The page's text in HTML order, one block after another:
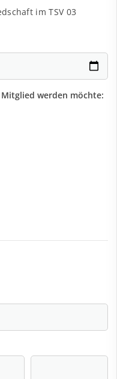
im TSV 03
werden möchte: